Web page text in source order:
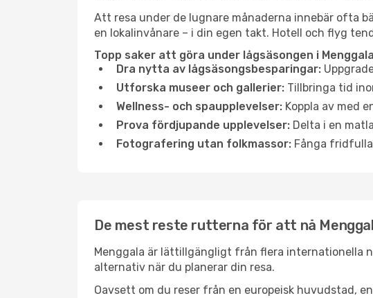
Att resa under de lugnare månaderna innebär ofta
en lokalinvånare – i din egen takt. Hotell och flyg
Topp saker att göra under lågsäsongen i
Dra nytta av lågsäsongsbesparingar:
Utforska museer och gallerier: Tillbringa tid
Wellness- och spaupplevelser: Koppla av med
Prova fördjupande upplevelser: Delta i en
Fotografering utan folkmassor: Fånga
De mest reste rutterna för att nå
Menggala är lättillgängligt från flera internationella
alternativ när du planerar din resa.
Oavsett om du reser från en europeisk huvudstad,